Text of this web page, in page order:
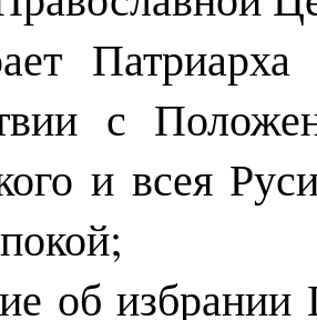
с
и всея
об избрании